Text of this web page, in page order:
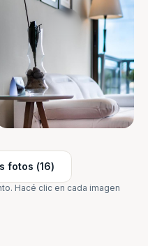
fotos (16)
Hacé clic en cada imagen